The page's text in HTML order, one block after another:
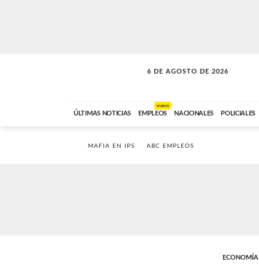
6 DE AGOSTO DE 2026
LA MOVIDA
ÚLTIMAS NOTICIAS EMPLEOS
NUEVO
NACIONALES POLICIALES
MAFIA EN IPS ABC EMPLEOS
ECONOMÍA